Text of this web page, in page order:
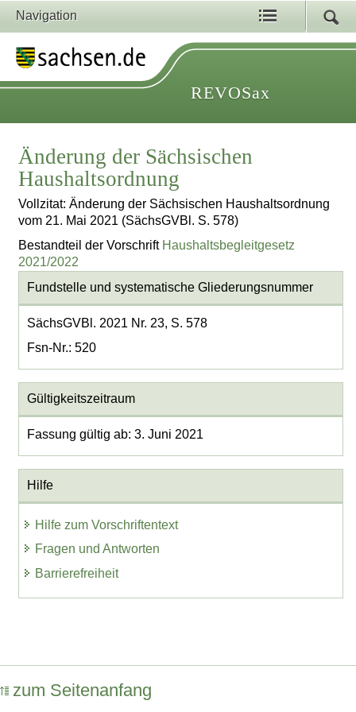
Navigation
REVOSax
Änderung der Sächsischen
Haushaltsordnung
Vollzitat: Änderung der Sächsischen Haushaltsordnung
vom 21. Mai 2021 (SächsGVBl. S. 578)
Bestandteil der Vorschrift Haushaltsbegleitgesetz
2021/2022
Fundstelle und systematische Gliederungsnummer
SächsGVBl. 2021 Nr. 23, S. 578
Fsn-Nr.: 520
Gültigkeitszeitraum
Fassung gültig ab: 3. Juni 2021
Hilfe
Hilfe zum Vorschriftentext
Fragen und Antworten
Barrierefreiheit
zum Seitenanfang